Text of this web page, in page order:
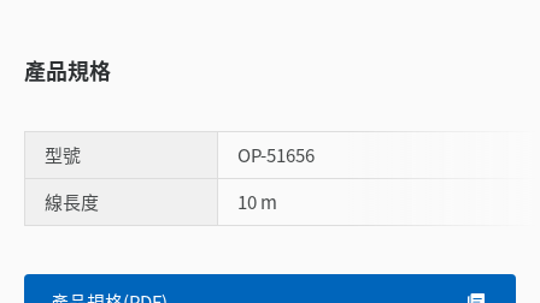
產品規格
型號
OP-51656
線長度
10 m